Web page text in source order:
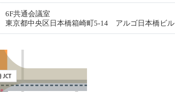
6F共通会議室
東京都中央区日本橋箱崎町5-14 アルゴ日本橋ビル